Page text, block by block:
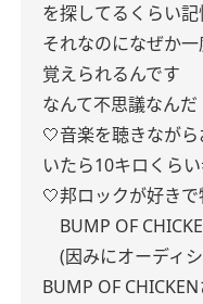
を探してるくらい記
それなのになぜか
覚えられるんです
なんて不思議なんだ
🤍音楽を聴きなが
いたら10キロくら
🤍邦ロックが好きで
BUMP OF
(因みにオーディ
BUMP OF